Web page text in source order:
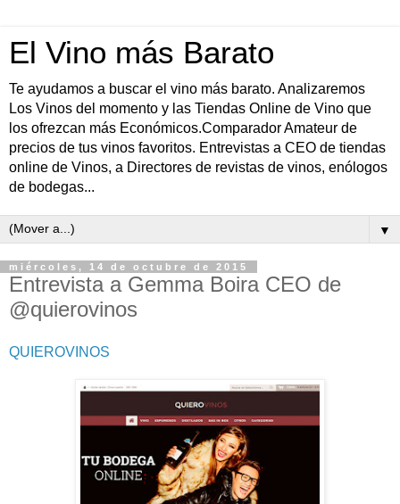
El Vino más Barato
Te ayudamos a buscar el vino más barato. Analizaremos
Los Vinos del momento y las Tiendas Online de Vino que
los ofrezcan más Económicos.Comparador Amateur de
precios de tus vinos favoritos. Entrevistas a CEO de tiendas
online de Vinos, a Directores de revistas de vinos, enólogos
de bodegas...
▼
miércoles, 14 de octubre de 2015
Entrevista a Gemma Boira CEO de
@quierovinos
QUIEROVINOS